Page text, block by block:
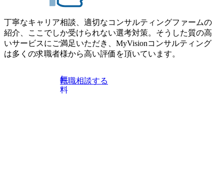
次面接終了後、メールにて合否のご連絡を差し上げます。
一次面接通過の際は、二次面接のお時間もご案内差し上げ
ますので、ご確認下さい。 二次面接結果は、給与明細3ヶ月
分等の書類提出から3日程度を目処に、メールにてご案内差
し上げます。 東京都中央区銀座4丁目12−15 歌舞伎座タワー
7F 大阪府大阪市北区梅田三丁目2番2号 JPタワー大阪17F
上記本社もしくは東京近郊のクライアント先 プロジェクト
により他拠点の案件にリモートで参画いただくこともあり
丁寧なキャリア相談、適切なコンサルティングファームの
紹介、ここでしか受けられない選考対策。そうした質の高
いサービスにご満足いただき、MyVisionコンサルティング
は多くの求職者様から高い評価を頂いています。
無
料
転職相談する